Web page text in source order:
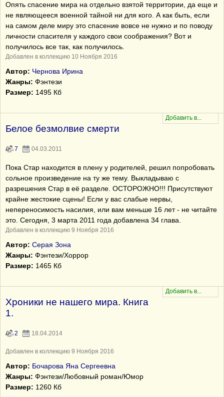
Опять спасение мира на отдельно взятой территории, да еще и
не являющееся военной тайной ни для кого. А как быть, если
на самом деле миру это спасение вовсе не нужно и по поводу
личности спасителя у каждого свои соображения? Вот и
получилось все так, как получилось.
Добавлен в коллекцию 10 Ноября 2016
Автор: Чернова Ирина
Жанры: Фэнтези
Размер: 1495 Кб
Белое безмолвие смерти
7 04.03.2011
Пока Стар находится в плену у родителей, решил попробовать
сольное произведение на ту же тему. Выкладываю с
разрешения Стар в её разделе. ОСТОРОЖНО!!! Присутствуют
крайне жестокие сцены! Если у вас слабые нервы,
непереносимость насилия, или вам меньше 16 лет - не читайте
это. Сегодня, 3 марта 2011 года добавлена 34 глава.
Добавлен в коллекцию 9 Ноября 2016
Автор: Серая Зона
Жанры: Фэнтези/Хоррор
Размер: 1465 Кб
Хроники не нашего мира. Книга
1.
2 18.04.2014
Добавлен в коллекцию 9 Ноября 2016
Автор: Бочарова Яна Сергеевна
Жанры: Фэнтези/Любовный роман/Юмор
Размер: 1260 Кб